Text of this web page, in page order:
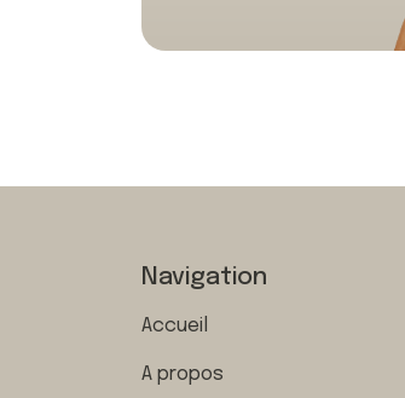
Navigation
Accueil
A propos